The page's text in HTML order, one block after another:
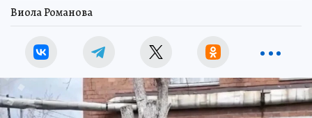
Виола Романова